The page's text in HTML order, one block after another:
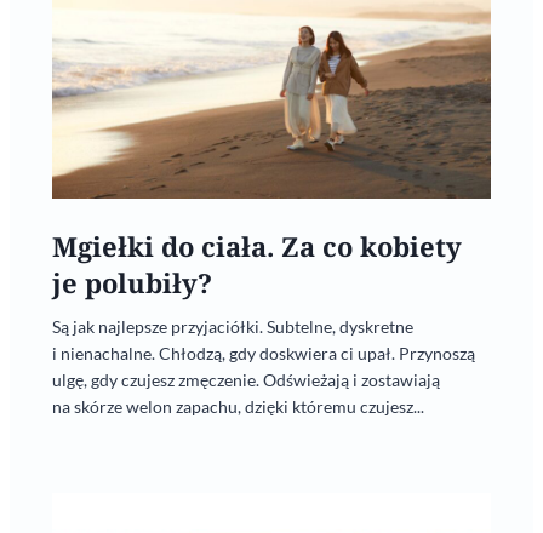
Mgiełki do ciała. Za co kobiety
je polubiły?
Są jak najlepsze przyjaciółki. Subtelne, dyskretne
i nienachalne. Chłodzą, gdy doskwiera ci upał. Przynoszą
ulgę, gdy czujesz zmęczenie. Odświeżają i zostawiają
na skórze welon zapachu, dzięki któremu czujesz...